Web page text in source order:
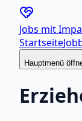
Jobs mit
Startseite
Hauptmenü